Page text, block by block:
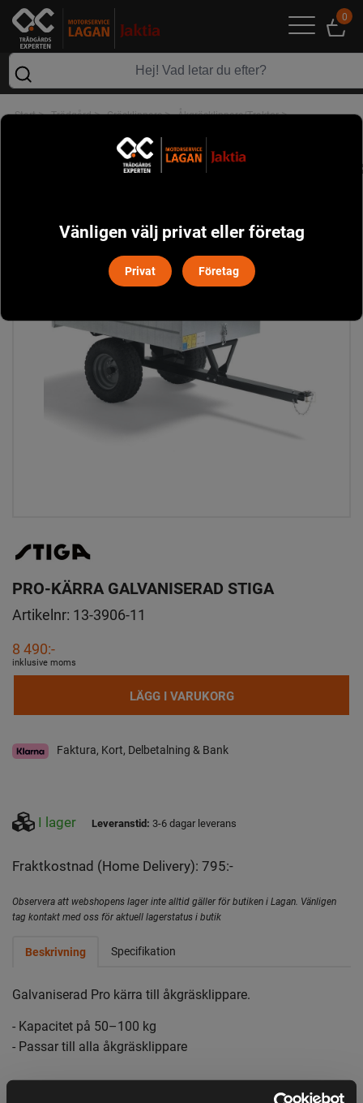
0
Start> Trädgård> Gräsklippare> Åkgräsklippare/Traktor>
PRO-KÄRRA GALVANISERAD STIGA
Artikelnr: 13-3906-11
8 490:-
inklusive moms
LÄGG I VARUKORG
Faktura, Kort, Delbetalning & Bank
I lager Leveranstid: 3-6 dagar leverans
Fraktkostnad (Home Delivery): 795:-
Observera att webshopens lager inte alltid gäller för butiken i Lagan. Vänligen
tag kontakt med oss för aktuell lagerstatus i butik
Beskrivning Specifikation
Galvaniserad Pro kärra till åkgräsklippare.
- Kapacitet på 50–100 kg
- Passar till alla åkgräsklippare
Vänligen välj privat eller företag
Privat Företag